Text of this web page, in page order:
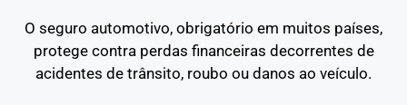
O seguro automotivo, obrigatório em muitos países,
protege contra perdas financeiras decorrentes de
acidentes de trânsito, roubo ou danos ao veículo.